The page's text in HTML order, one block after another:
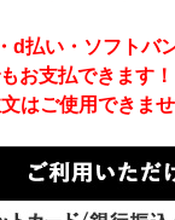
払い・ソフトバ
お支払できます！
はご使用できま